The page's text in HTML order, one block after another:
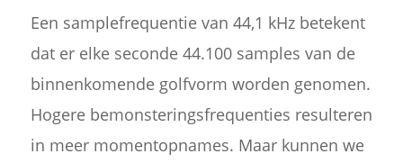
Een samplefrequentie van 44,1 kHz betekent
dat er elke seconde 44.100 samples van de
binnenkomende golfvorm worden genomen.
Hogere bemonsteringsfrequenties resulteren
in meer momentopnames. Maar kunnen we